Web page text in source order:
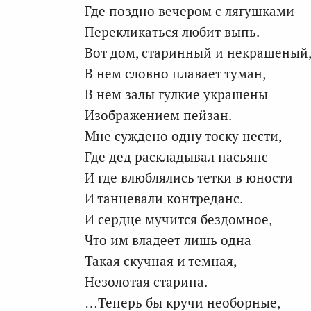
Где поздно вечером с лягушками
Перекликаться любит выпь.
Вот дом, старинный и некрашеный,
В нем словно плавает туман,
В нем залы гулкие украшены
Изображением пейзан.
Мне суждено одну тоску нести,
Где дед раскладывал пасьянс
И где влюблялись тетки в юности
И танцевали контреданс.
И сердце мучится бездомное,
Что им владеет лишь одна
Такая скучная и темная,
Незолотая старина.
…Теперь бы кручи необорные,